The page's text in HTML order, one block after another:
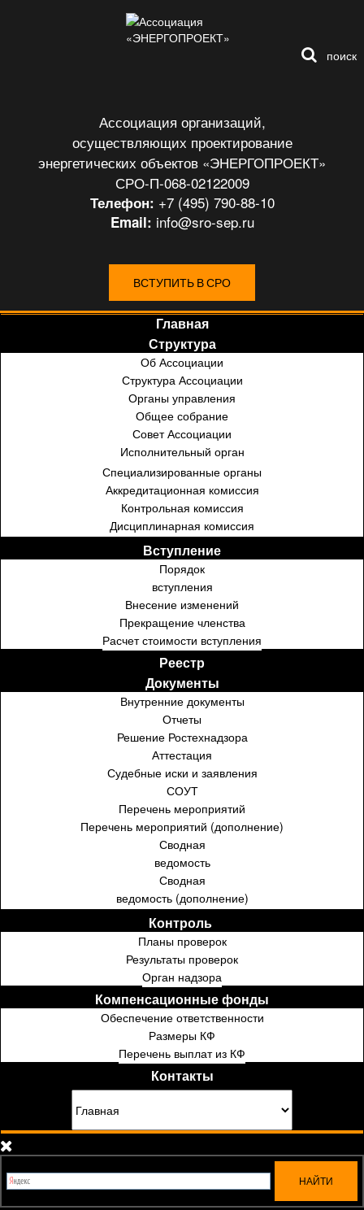
Ассоциация организаций,
осуществляющих проектирование
энергетических объектов «ЭНЕРГОПРОЕКТ»
СРО-П-068-02122009
Телефон: +7 (495) 790-88-10
Email: info@sro-sep.ru
ВСТУПИТЬ В СРО
поиск
Главная
Структура
Об Ассоциации
Структура Ассоциации
Органы управления
Общее собрание
Совет Ассоциации
Исполнительный орган
Специализированные органы
Аккредитационная комиссия
Контрольная комиссия
Дисциплинарная комиссия
Вступление
Порядок
вступления
Внесение изменений
Прекращение членства
Расчет стоимости вступления
Реестр
Документы
Внутренние документы
Отчеты
Решение Ростехнадзора
Аттестация
Судебные иски и заявления
СОУТ
Перечень мероприятий
Перечень мероприятий (дополнение)
Сводная
ведомость
Сводная
ведомость (дополнение)
Контроль ⁣⁣⁣⁣
Планы проверок
Результаты проверок
Орган надзора
Компенсационные фонды
Обеспечение ответственности
Размеры КФ
Перечень выплат из КФ
Контакты